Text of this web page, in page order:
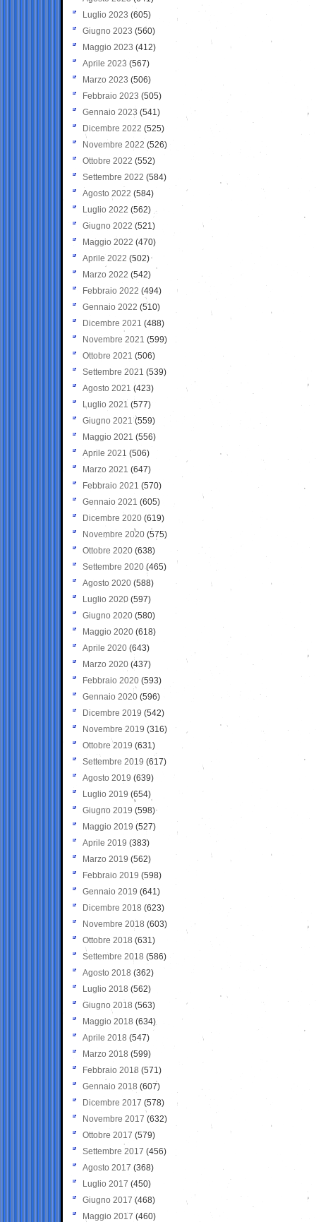
Luglio 2023 (605)
Giugno 2023 (560)
Maggio 2023 (412)
Aprile 2023 (567)
Marzo 2023 (506)
Febbraio 2023 (505)
Gennaio 2023 (541)
Dicembre 2022 (525)
Novembre 2022 (526)
Ottobre 2022 (552)
Settembre 2022 (584)
Agosto 2022 (584)
Luglio 2022 (562)
Giugno 2022 (521)
Maggio 2022 (470)
Aprile 2022 (502)
Marzo 2022 (542)
Febbraio 2022 (494)
Gennaio 2022 (510)
Dicembre 2021 (488)
Novembre 2021 (599)
Ottobre 2021 (506)
Settembre 2021 (539)
Agosto 2021 (423)
Luglio 2021 (577)
Giugno 2021(559)
Maggio 2021 (556)
Aprile 2021 (506)
Marzo 2021 (647)
Febbraio 2021 (570)
Gennaio 2021 (605)
Dicembre 2020 (619)
Novembre 2020 (575)
Ottobre 2020 (638)
Settembre 2020(465)
Agosto 2020 (588)
Luglio 2020 (597)
Giugno 2020 (580)
Maggio 2020 (618)
Aprile 2020 (643)
Marzo 2020 (437)
Febbraio 2020 (593)
Gennaio 2020 (596)
Dicembre 2019 (542)
Novembre 2019 (316)
Ottobre 2019 (631)
Settembre 2019 (617)
Agosto 2019 (639)
Luglio 2019 (654)
Giugno 2019 (598)
Maggio 2019 (527)
Aprile 2019 (383)
Marzo 2019 (562)
Febbraio 2019 (598)
Gennaio 2019 (641)
Dicembre 2018 (623)
Novembre 2018 (603)
Ottobre 2018 (631)
Settembre 2018 (586)
Agosto 2018 (362)
Luglio 2018 (562)
Giugno 2018 (563)
Maggio 2018 (634)
Aprile 2018 (547)
Marzo 2018 (599)
Febbraio 2018 (571)
Gennaio 2018 (607)
Dicembre 2017 (578)
Novembre 2017 (632)
Ottobre 2017 (579)
Settembre 2017 (456)
Agosto 2017 (368)
Luglio 2017 (450)
Giugno 2017 (468)
Maggio 2017 (460)